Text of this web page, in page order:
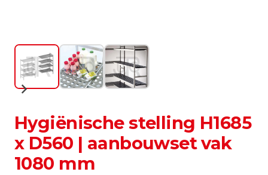
Hygiënische stelling H1685
x D560 | aanbouwset vak
1080 mm